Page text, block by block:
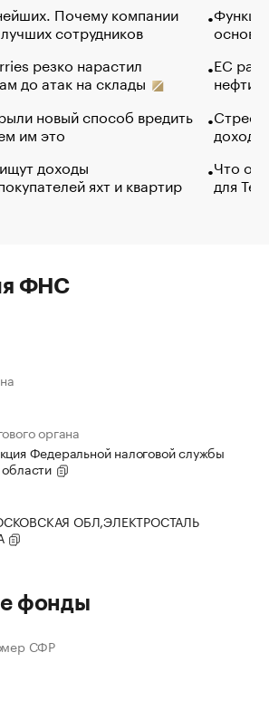
Почему компании
сотрудников
резко нарастил
до атак на склады
новый способ вредить
им это
доходы
яхт и квартир
основ
ЕС
нефти
Что
для
ФНС
органа
Федеральной налоговой службы
ОБЛ,ЭЛЕКТРОСТАЛЬ
фонды
СФР